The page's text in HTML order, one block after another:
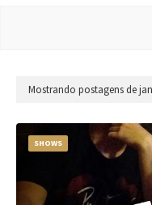
Mostrando postagens de
SHOWS